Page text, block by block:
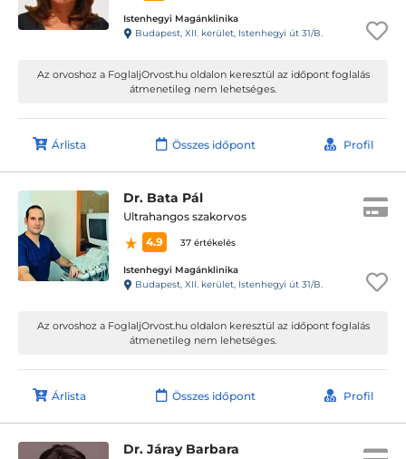
Istenhegyi Magánklinika
Budapest, XII. kerület, Istenhegyi út 31/B.
Az orvoshoz a FoglaljOrvost.hu oldalon keresztül az időpont foglalás
átmenetileg nem lehetséges.
Árlista Összes időpont Profil
Dr. Bata Pál
Ultrahangos szakorvos
4.9
37 értékelés
Istenhegyi Magánklinika
Budapest, XII. kerület, Istenhegyi út 31/B.
Az orvoshoz a FoglaljOrvost.hu oldalon keresztül az időpont foglalás
átmenetileg nem lehetséges.
Árlista Összes időpont Profil
Dr. Járay Barbara